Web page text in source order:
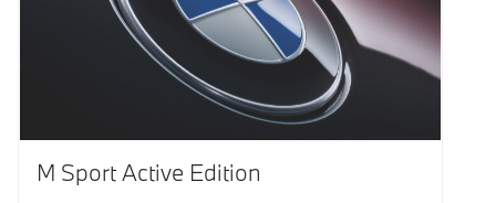
M Sport Active Edition